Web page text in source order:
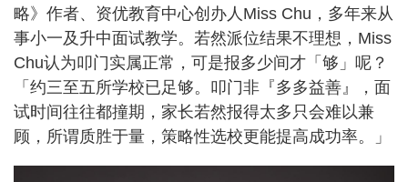
略》作者、资优教育中心创办人Miss Chu，多年来从
事小一及升中面试教学。若然派位结果不理想，Miss
Chu认为叩门实属正常，可是报多少间才「够」呢？
「约三至五所学校已足够。叩门非『多多益善』，面
试时间往往都撞期，家长若然报得太多只会难以兼
顾，所谓质胜于量，策略性选校更能提高成功率。」